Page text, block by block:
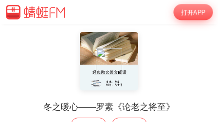
打开APP
冬之暖心——罗素《论老之将至》